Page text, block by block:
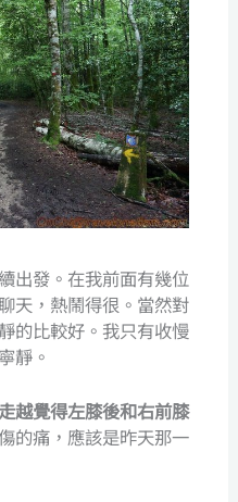
出發。在我前面有幾位
天，熱鬧得很。當然對
的比較好。我只有收慢
靜。
越覺得左膝後和右前膝
的痛，應該是昨天那一